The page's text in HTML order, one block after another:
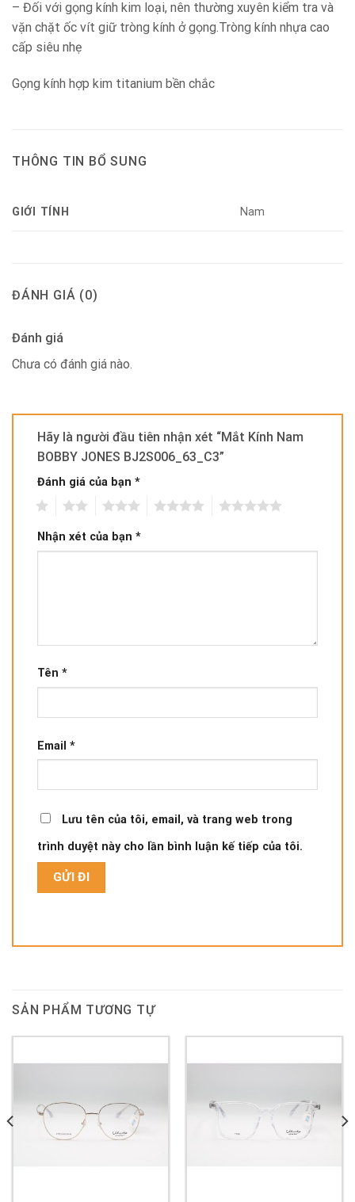
– Đối với gọng kính kim loại, nên thường xuyên kiểm tra và
vặn chặt ốc vít giữ tròng kính ở gọng.Tròng kính nhựa cao
cấp siêu nhẹ
Gọng kính hợp kim titanium bền chắc
THÔNG TIN BỔ SUNG
GIỚI TÍNH Nam
ĐÁNH GIÁ (0)
Đánh giá
Chưa có đánh giá nào.
Hãy là người đầu tiên nhận xét “Mắt Kính Nam
BOBBY JONES BJ2S006_63_C3”
Đánh giá của bạn *
Nhận xét của bạn *
Tên *
Email *
Lưu tên của tôi, email, và trang web trong
trình duyệt này cho lần bình luận kế tiếp của tôi.
SẢN PHẨM TƯƠNG TỰ